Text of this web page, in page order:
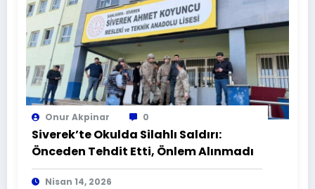
Onur Akpinar 0
Siverek’te Okulda Silahlı Saldırı:
Önceden Tehdit Etti, Önlem Alınmadı
Nisan 14, 2026